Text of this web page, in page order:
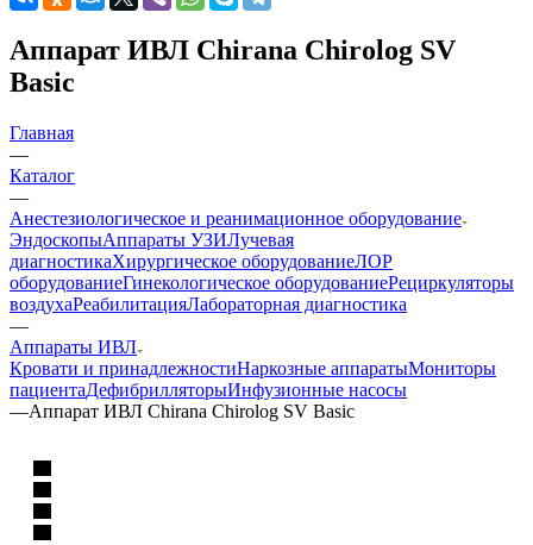
Аппарат ИВЛ Chirana Chirolog SV
Basic
Главная
—
Каталог
—
Анестезиологическое и реанимационное оборудование
ЭндоскопыАппараты УЗИЛучевая
диагностикаХирургическое оборудованиеЛОР
оборудованиеГинекологическое оборудованиеРециркуляторы
воздухаРеабилитацияЛабораторная диагностика
—
Аппараты ИВЛ
Кровати и принадлежностиНаркозные аппаратыМониторы
пациентаДефибрилляторыИнфузионные насосы
—Аппарат ИВЛ Chirana Chirolog SV Basic